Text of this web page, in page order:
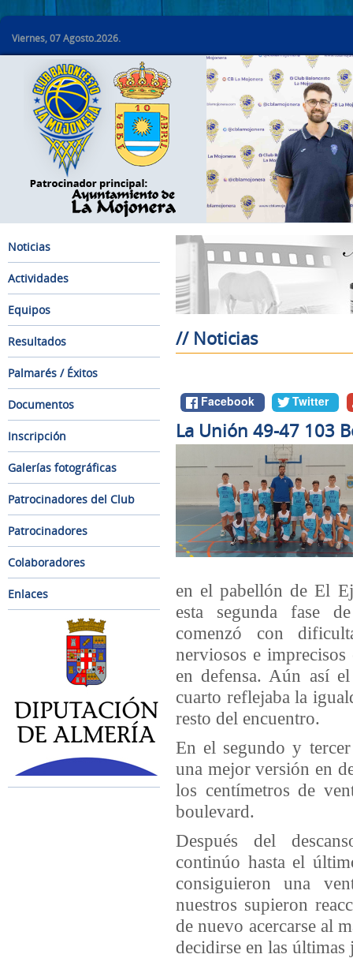
Viernes, 07 Agosto.2026.
Noticias
Actividades
Equipos
Resultados
Palmarés / Éxitos
Documentos
Inscripción
Galerías fotográficas
Patrocinadores del Club
Patrocinadores
Colaboradores
Enlaces
// Noticias
Facebook Twitter
La Unión 49-47 103
en el pabellón de El
esta segunda fase
comenzó con
nerviosos e
en defensa. Aún así
cuarto reflejaba la
resto del encuentro.
En el segundo y
una mejor versión en
los centímetros de
boulevard.
Después del
continúo hasta el
consiguieron una
nuestros supieron
de nuevo acercarse al
decidirse en las últimas